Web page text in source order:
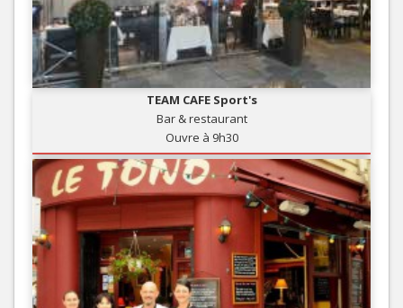
TEAM CAFE Sport's
Bar & restaurant
Ouvre à 9h30